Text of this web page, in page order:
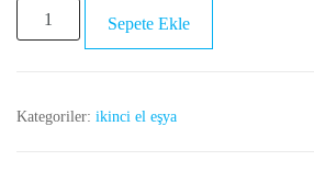
ikinci
el
levha
Sepete Ekle
Kategoriler: ikinci el eşya